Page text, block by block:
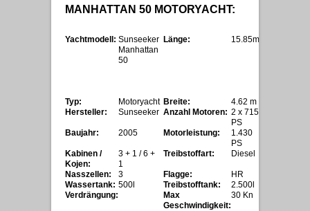
MANHATTAN 50 MOTORYACHT:
Yachtmodell: Sunseeker
Manhattan
50
Länge: 15.85m
Typ: Motoryacht Breite:
4.62 m
Hersteller:
Sunseeker Anzahl Motoren: 2 x 715
PS
Baujahr:
2005 Motorleistung:
1.430
PS
Kabinen /
Kojen:
3 + 1 / 6 +
1
Treibstoffart: Diesel
Nasszellen: 3 Flagge:
HR
Wassertank: 500l Treibstofftank:
2.500l
Verdrängung:
Max
Geschwindigkeit:
30 Kn